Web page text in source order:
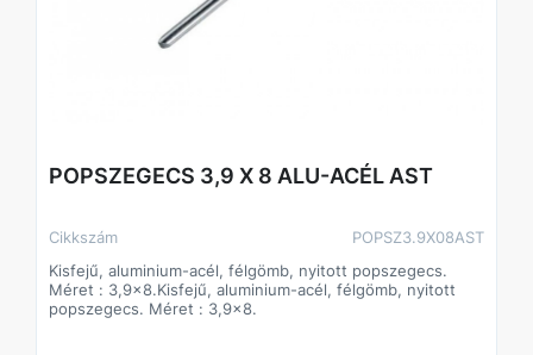
POPSZEGECS 3,9 X 8 ALU-ACÉL AST
Cikkszám
POPSZ3.9X08AST
Kisfejű, aluminium-acél, félgömb, nyitott popszegecs.
Méret : 3,9x8.Kisfejű, aluminium-acél, félgömb, nyitott
popszegecs. Méret : 3,9x8.